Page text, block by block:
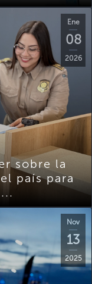
Ene
08
2026
sobre la
país para
Nov
13
2025